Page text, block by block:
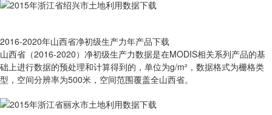
2016-2020年山西省净初级生产力年产品下载
山西省（2016-2020）净初级生产力数据是在MODIS相关系列产品的基
础上进行数据的预处理和计算得到的，单位为g/m²，数据格式为栅格类
型，空间分辨率为500米，空间范围覆盖全山西省。